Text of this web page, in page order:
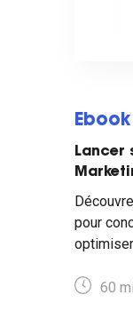
Ebook
Lancer
pour
60